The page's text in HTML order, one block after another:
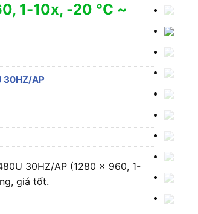
1-10x, -20 °C ~
30HZ/AP
30HZ/AP (1280 × 960, 1-
giá tốt.
30HZ/AP (1280 × 960, 1-10x, -20 °C ~ 1200